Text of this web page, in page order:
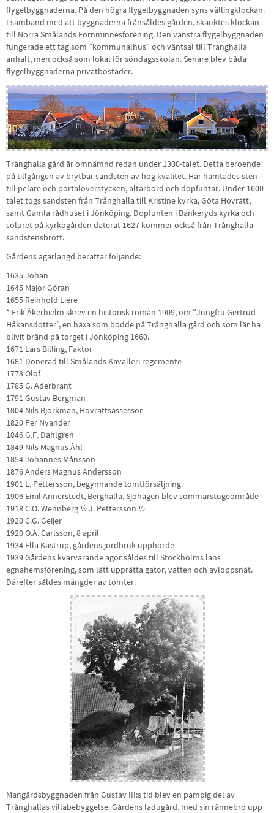
flygelbyggnaderna. På den högra flygelbyggnaden syns vällingklockan.
I samband med att byggnaderna frånsåldes gården, skänktes klockan
till Norra Smålands Fornminnesförening. Den vänstra flygelbyggnaden
fungerade ett tag som ”kommunalhus” och väntsal till Trånghalla
anhalt, men också som lokal för söndagsskolan. Senare blev båda
flygelbyggnaderna privatbostäder.
Trånghalla gård är omnämnd redan under 1300-talet. Detta beroende
på tillgången av brytbar sandsten av hög kvalitet. Här hämtades sten
till pelare och portalöverstycken, altarbord och dopfuntar. Under 1600-
talet togs sandsten från Trånghalla till Kristine kyrka, Göta Hovrätt,
samt Gamla rådhuset i Jönköping. Dopfunten i Bankeryds kyrka och
soluret på kyrkogården daterat 1627 kommer också från Trånghalla
sandstensbrott.
Gårdens ägarlängd berättar följande:
1635 Johan
1645 Major Göran
1655 Reinhold Liere
* Erik Åkerhielm skrev en historisk roman 1909, om ”Jungfru Gertrud
Håkansdotter”, en häxa som bodde på Trånghalla gård och som lär ha
blivit bränd på torget i Jönköping 1660.
1671 Lars Billing, Faktor
1681 Donerad till Smålands Kavalleri regemente
1773 Olof
1785 G. Aderbrant
1791 Gustav Bergman
1804 Nils Björkman, Hovrättsassessor
1820 Per Nyander
1846 G.F. Dahlgren
1849 Nils Magnus Åhl
1854 Johannes Månsson
1876 Anders Magnus Andersson
1901 L. Pettersson, begynnande tomtförsäljning.
1906 Emil Annerstedt, Berghalla, Sjöhagen blev sommarstugeområde
1918 C.O. Wennberg ½ J. Pettersson ½
1920 C.G. Geijer
1920 O.A. Carlsson, 8 april
1934 Ella Kastrup, gårdens jordbruk upphörde
1939 Gårdens kvarvarande ägor såldes till Stockholms läns
egnahemsförening, som lätt upprätta gator, vatten och avloppsnät.
Därefter såldes mängder av tomter.
Mangårdsbyggnaden från Gustav III:s tid blev en pampig del av
Trånghallas villabebyggelse. Gårdens ladugård, med sin rännebro upp